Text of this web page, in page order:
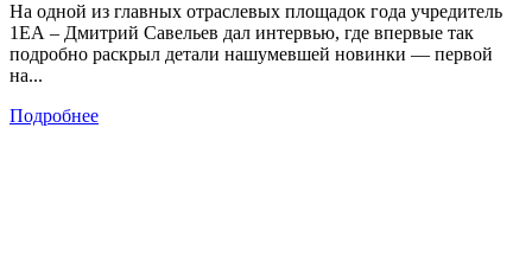
На одной из главных отраслевых площадок года учредитель
1ЕА – Дмитрий Савельев дал интервью, где впервые так
подробно раскрыл детали нашумевшей новинки — первой
на...
Подробнее